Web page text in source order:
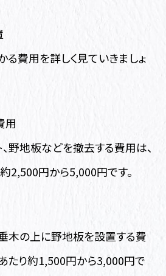
費用を詳しく見ていきましょ
用
野地板などを撤去する費用は、
2,500円から5,000円です。
木の上に野地板を設置する費
たり約1,500円から3,000円で